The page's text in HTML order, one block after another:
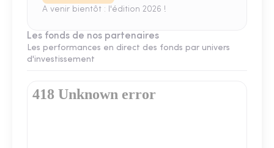
A venir bientôt : l'édition 2026 !
Les fonds de nos partenaires
Les performances en direct des fonds par univers
d'investissement